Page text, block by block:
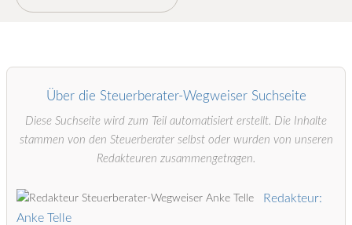
Über die Steuerberater-Wegweiser Suchseite
Diese Suchseite wird zum Teil automatisiert erstellt. Die Inhalte
stammen von den Steuerberater selbst oder wurden von unseren
Redakteuren zusammengetragen.
Redakteur:
Anke Telle